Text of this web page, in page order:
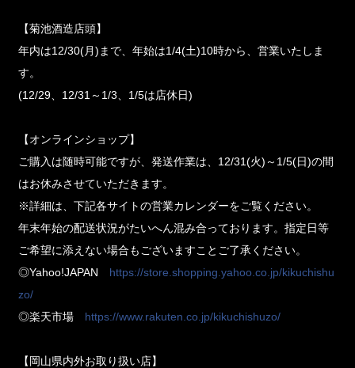
【菊池酒造店頭】
年内は12/30(月)まで、年始は1/4(土)10時から、営業いたしま
す。
(12/29、12/31～1/3、1/5は店休日)
【オンラインショップ】
ご購入は随時可能ですが、発送作業は、12/31(火)～1/5(日)の間
はお休みさせていただきます。
※詳細は、下記各サイトの営業カレンダーをご覧ください。
年末年始の配送状況がたいへん混み合っております。指定日等
ご希望に添えない場合もございますことご了承ください。
◎Yahoo!JAPAN https://store.shopping.yahoo.co.jp/kikuchishu
zo/
◎楽天市場 https://www.rakuten.co.jp/kikuchishuzo/
【岡山県内外お取り扱い店】